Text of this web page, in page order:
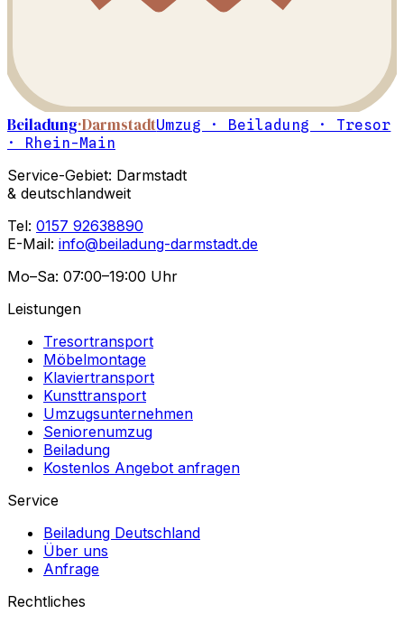
Beiladung·DarmstadtUmzug · Beiladung · Tresor
· Rhein-Main
Service-Gebiet: Darmstadt
& deutschlandweit
Tel: 0157 92638890
E-Mail: info@beiladung-darmstadt.de
Mo–Sa: 07:00–19:00 Uhr
Leistungen
Tresortransport
Möbelmontage
Klaviertransport
Kunsttransport
Umzugsunternehmen
Seniorenumzug
Beiladung
Kostenlos Angebot anfragen
Service
Beiladung Deutschland
Über uns
Anfrage
Rechtliches